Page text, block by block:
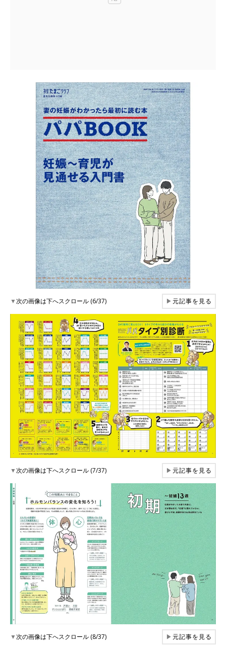
▼次の画像は下へスクロール (6/37) ▶元記事を見る
▼次の画像は下へスクロール (7/37) ▶元記事を見る
▼次の画像は下へスクロール (8/37) ▶元記事を見る